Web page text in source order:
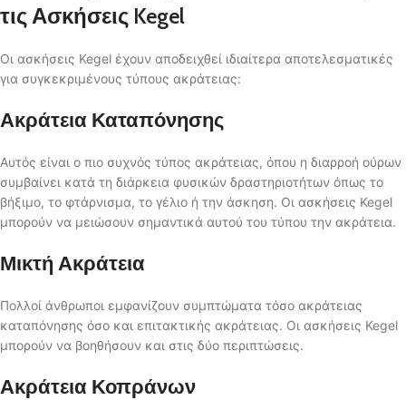
τις Ασκήσεις Kegel
Οι ασκήσεις Kegel έχουν αποδειχθεί ιδιαίτερα αποτελεσματικές
για συγκεκριμένους τύπους ακράτειας:
Ακράτεια Καταπόνησης
Αυτός είναι ο πιο συχνός τύπος ακράτειας, όπου η διαρροή ούρων
συμβαίνει κατά τη διάρκεια φυσικών δραστηριοτήτων όπως το
βήξιμο, το φτάρνισμα, το γέλιο ή την άσκηση. Οι ασκήσεις Kegel
μπορούν να μειώσουν σημαντικά αυτού του τύπου την ακράτεια.
Μικτή Ακράτεια
Πολλοί άνθρωποι εμφανίζουν συμπτώματα τόσο ακράτειας
καταπόνησης όσο και επιτακτικής ακράτειας. Οι ασκήσεις Kegel
μπορούν να βοηθήσουν και στις δύο περιπτώσεις.
Ακράτεια Κοπράνων